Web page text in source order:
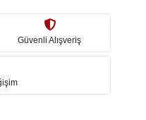
Güvenli Alışveriş